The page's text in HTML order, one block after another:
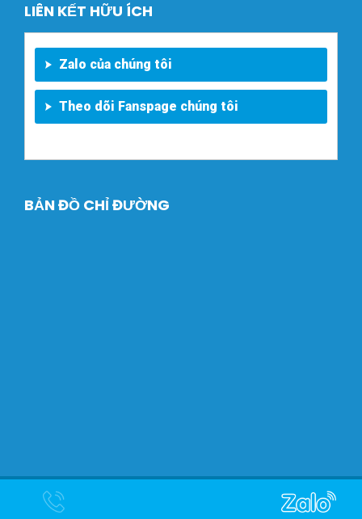
LIÊN KẾT HỮU ÍCH
Zalo của chúng tôi
Theo dõi Fanspage chúng tôi
BẢN ĐỒ CHỈ ĐƯỜNG
Copyright © 2024 Máy Xây dựng Dtech. Designed byHalink